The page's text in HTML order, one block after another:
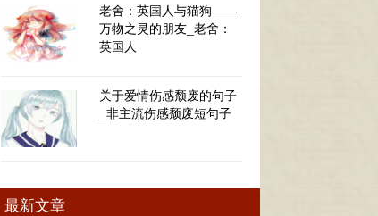
老舍：英国人与猫狗——
万物之灵的朋友_老舍：
英国人
关于爱情伤感颓废的句子
_非主流伤感颓废短句子
最新文章